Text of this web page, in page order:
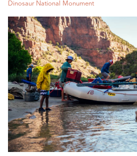
Dinosaur National Monument